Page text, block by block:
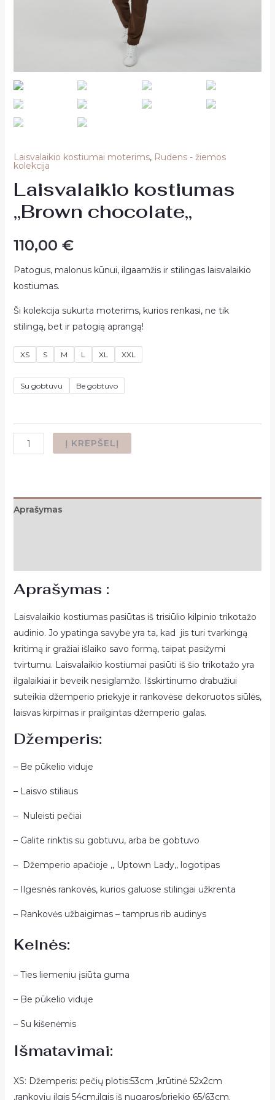
Laisvalaikio kostiumai moterims, Rudens - žiemos
kolekcija
Laisvalaikio kostiumas
,,Brown chocolate,,
110,00 €
Patogus, malonus kūnui, ilgaamžis ir stilingas laisvalaikio
kostiumas.
Ši kolekcija sukurta moterims, kurios renkasi, ne tik
stilingą, bet ir patogią aprangą!
XS S M L XL XXL
Su gobtuvu Be gobtuvo
produkto
kiekis:
,,Brown
Į KREPŠELĮ
Aprašymas
Aprašymas :
Laisvalaikio kostiumas pasiūtas iš trisiūlio kilpinio trikotažo
audinio. Jo ypatinga savybė yra ta, kad jis turi tvarkingą
kritimą ir gražiai išlaiko savo formą, taipat pasižymi
tvirtumu. Laisvalaikio kostiumai pasiūti iš šio trikotažo yra
ilgalaikiai ir beveik nesiglamžo. Išskirtinumo drabužiui
suteikia džemperio priekyje ir rankovėse dekoruotos siūlės,
laisvas kirpimas ir prailgintas džemperio galas.
Džemperis:
– Be pūkelio viduje
– Laisvo stiliaus
– Nuleisti pečiai
– Galite rinktis su gobtuvu, arba be gobtuvo
– Džemperio apačioje ,, Uptown Lady,, logotipas
– Ilgesnės rankovės, kurios galuose stilingai užkrenta
– Rankovės užbaigimas – tamprus rib audinys
Kelnės:
– Ties liemeniu įsiūta guma
– Be pūkelio viduje
– Su kišenėmis
Išmatavimai:
XS: Džemperis: pečių plotis:53cm ,krūtinė 52x2cm
,rankovių ilgis 54cm,ilgis iš nugaros/priekio 65/63cm.